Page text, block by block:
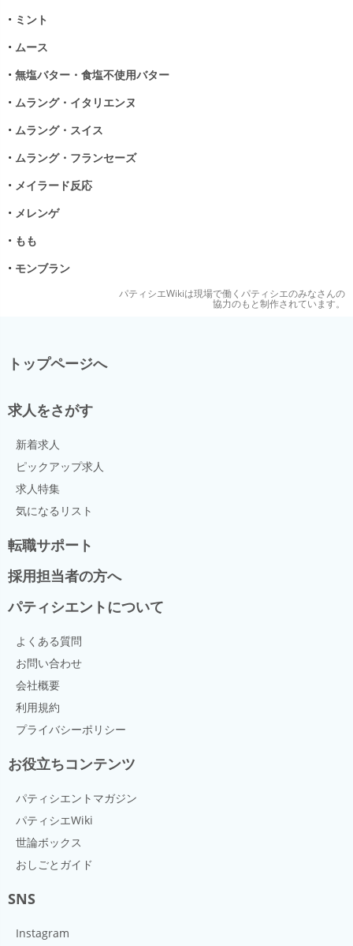
• ミント
• ムース
• 無塩バター・食塩不使用バター
• ムラング・イタリエンヌ
• ムラング・スイス
• ムラング・フランセーズ
• メイラード反応
• メレンゲ
• もも
• モンブラン
パティシエWikiは現場で働くパティシエのみなさんの
協力のもと制作されています。
トップページへ
求人をさがす
新着求人
ピックアップ求人
求人特集
気になるリスト
転職サポート
採用担当者の方へ
パティシエントについて
よくある質問
お問い合わせ
会社概要
利用規約
プライバシーポリシー
お役立ちコンテンツ
パティシエントマガジン
パティシエWiki
世論ボックス
おしごとガイド
SNS
Instagram